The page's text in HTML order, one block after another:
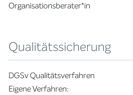
Organisationsberater*in
Qualitätssicherung
DGSv Qualitätsverfahren
Eigene Verfahren: